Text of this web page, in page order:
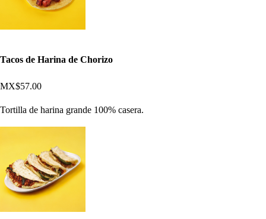
Tacos de Harina de Chorizo
MX$57.00
Tortilla de harina grande 100% casera.